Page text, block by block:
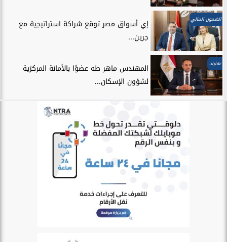
الشمول المالي
إي أسواق مصر توقع شراكة استراتيجية مع
جرين...
عقارات
المهندس ماهر طه عضوًا بالأمانة المركزية
لشؤون الإسكان...